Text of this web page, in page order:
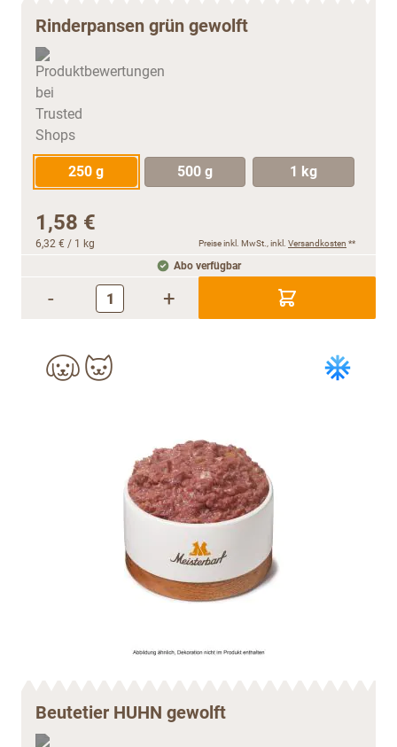
Rinderpansen grün gewolft
250 g 500 g 1 kg
1,58 €
6,32 € / 1 kg Preise inkl. MwSt., inkl. Versandkosten **
Abo verfügbar
- +
Beutetier HUHN gewolft